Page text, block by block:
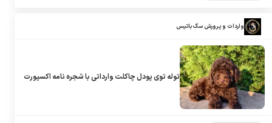
واردات و پرورش سگ باتیس
توله توی پودل چاکلت وارداتی با شجره نامه اکسپورت